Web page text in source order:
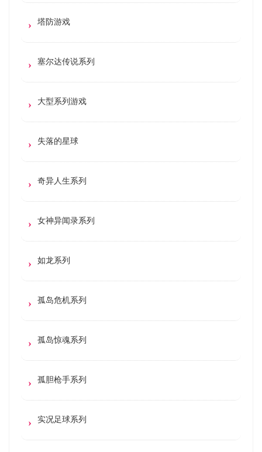
塔防游戏
塞尔达传说系列
大型系列游戏
失落的星球
奇异人生系列
女神异闻录系列
如龙系列
孤岛危机系列
孤岛惊魂系列
孤胆枪手系列
实况足球系列